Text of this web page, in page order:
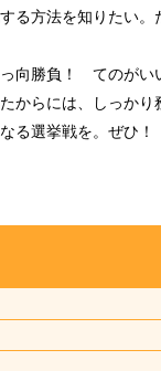
る方法を知りたい。
向勝負！ てのがい
からには、しっかり
る選挙戦を。ぜひ！